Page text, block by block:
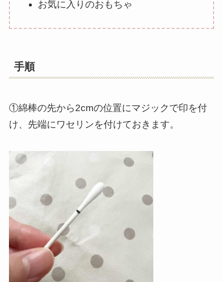
お気に入りのおもちゃ
手順
①綿棒の先から2cmの位置にマジックで印を付
け、先端にワセリンを付けておきます。